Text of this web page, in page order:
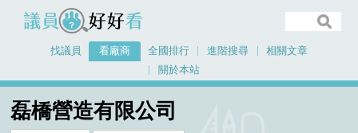
議員好好看
找議員 看廠商 全國排行 進階搜尋
相關文章
關於本站
磊橋營造有限公司